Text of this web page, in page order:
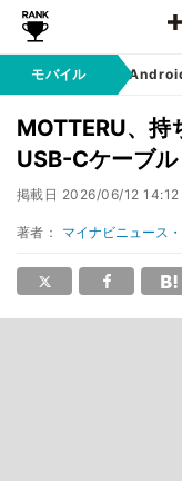
モバイル
iPhone
MOTTERU、持
USB-Cケーブ
掲載日 2026/06/12 14:12
著者： マイナビニュース